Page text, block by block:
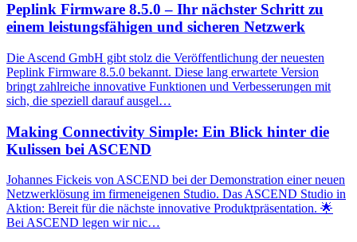
Peplink Firmware 8.5.0 – Ihr nächster Schritt zu
einem leistungsfähigen und sicheren Netzwerk
Die Ascend GmbH gibt stolz die Veröffentlichung der neuesten
Peplink Firmware 8.5.0 bekannt. Diese lang erwartete Version
bringt zahlreiche innovative Funktionen und Verbesserungen mit
sich, die speziell darauf ausgel…
Making Connectivity Simple: Ein Blick hinter die
Kulissen bei ASCEND
Johannes Fickeis von ASCEND bei der Demonstration einer neuen
Netzwerklösung im firmeneigenen Studio. Das ASCEND Studio in
Aktion: Bereit für die nächste innovative Produktpräsentation. 🌟
Bei ASCEND legen wir nic…